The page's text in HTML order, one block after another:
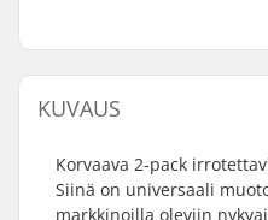
KUVAUS
Korvaava 2-pack
Siinä on universaali
markkinoilla oleviin